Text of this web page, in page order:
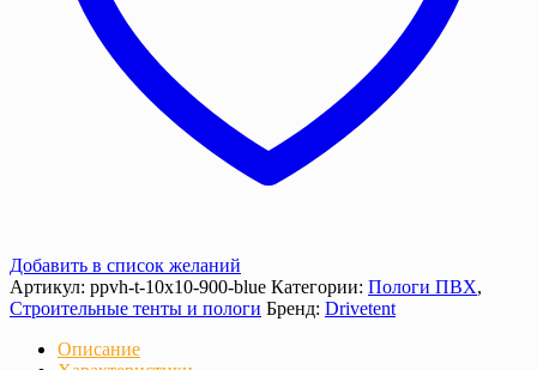
Добавить в список желаний
Артикул: ppvh-t-10х10-900-blue Категории: Пологи ПВХ,
Строительные тенты и пологи Бренд: Drivetent
Описание